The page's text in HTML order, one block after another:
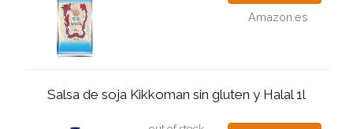
Amazon.es
Salsa de soja Kikkoman sin gluten y Halal 1l